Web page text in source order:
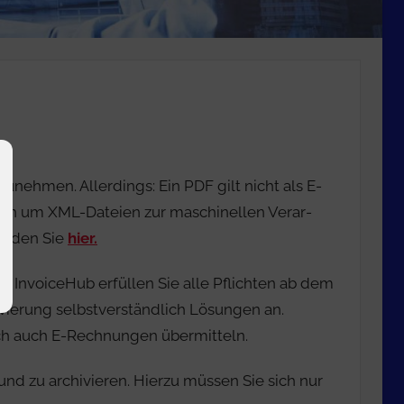
Allerdings: Ein PDF gilt nicht als E-
um XML-Dateien zur maschinellen Ver­ar­
Sie hier.
InvoiceHub erfüllen Sie alle Pflichten ab dem
selbstverständlich Lösungen an.
auch E-Rechnungen übermitteln.
zu archivieren. Hierzu müssen Sie sich nur